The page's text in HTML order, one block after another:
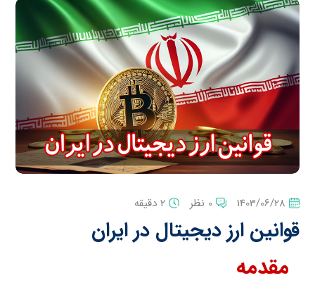
1403/06/28 0 نظر 2 دقیقه
قوانین ارز دیجیتال در ایران
مقدمه